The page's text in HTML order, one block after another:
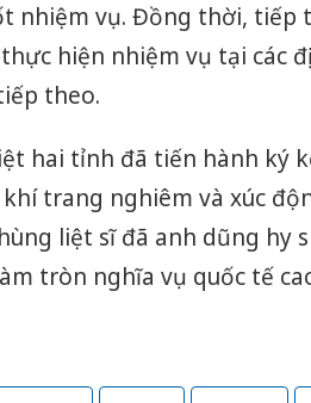
nhiệm vụ. Đồng thời, tiếp
hiện nhiệm vụ tại các
theo.
hai tỉnh đã tiến hành ký
trang nghiêm và xúc
liệt sĩ đã anh dũng hy
tròn nghĩa vụ quốc tế